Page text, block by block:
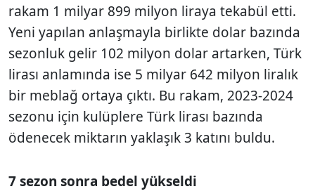
rakam 1 milyar 899 milyon liraya tekabül etti.
Yeni yapılan anlaşmayla birlikte dolar bazında
sezonluk gelir 102 milyon dolar artarken, Türk
lirası anlamında ise 5 milyar 642 milyon liralık
bir meblağ ortaya çıktı. Bu rakam, 2023-2024
sezonu için kulüplere Türk lirası bazında
ödenecek miktarın yaklaşık 3 katını buldu.
7 sezon sonra bedel yükseldi